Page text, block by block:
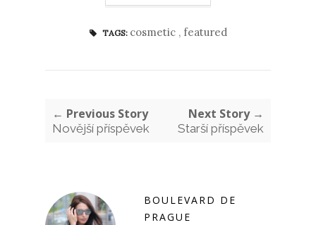
TAGS: cosmetic , featured
← Previous Story
Novější příspěvek
Next Story →
Starší příspěvek
BOULEVARD DE
PRAGUE